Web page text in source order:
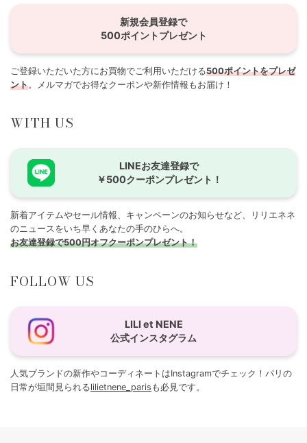
新規会員登録で
500ポイントプレゼント
ご登録いただいた方にお買物でご利用いただける500ポイントをプレゼ
ント。メルマガでお得なクーポンや新作情報もお届け！
WITH US
LINEお友達登録で
￥500クーポンプレゼント！
新着アイテムやセール情報、キャンペーンのお知らせなど、リリエネネ
のニュースをいち早くあなたの手のひらへ。
お友達登録で500円オフクーポンプレゼント！
FOLLOW US
LILI et NENE
公式インスタグラム
人気ブランドの新作やコーディネートはInstagramでチェック！パリの
日常が垣間見られるlilietnene_paris も必見です。